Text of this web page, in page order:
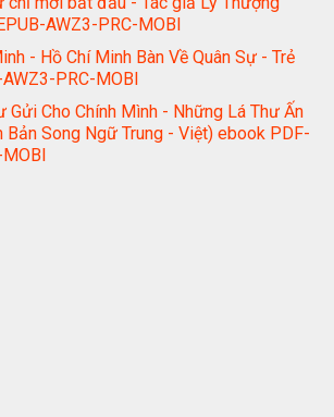
AWZ3-PRC-MOBI
- Hồ Chí Minh Bàn Về Quân Sự - Trẻ
PRC-MOBI
Gửi Cho Chính Mình - Những Lá Thư Ấn
Bản Song Ngữ Trung - Việt) ebook PDF-